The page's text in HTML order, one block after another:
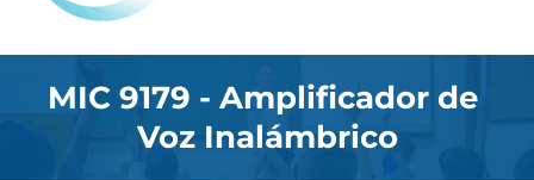
MIC 9179 - Amplificador de
Voz Inalámbrico